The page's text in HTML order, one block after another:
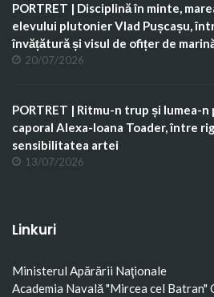
PORTRET | Disciplină în minte,
elevului plutonier Vlad Pușcașu,
învățătură și visul de ofițer de
20/07/2026
PORTRET | Ritmu-n trup și lumea-
caporal Alexa-Ioana Toader, între
sensibilitatea artei
13/07/2026
Linkuri
Ministerul Apărării Naţionale
Academia Navală "Mircea cel Batran"